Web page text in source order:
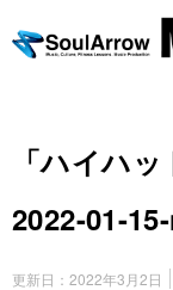
「ハイハ
2022-01-
更新日： 2022年3月2日